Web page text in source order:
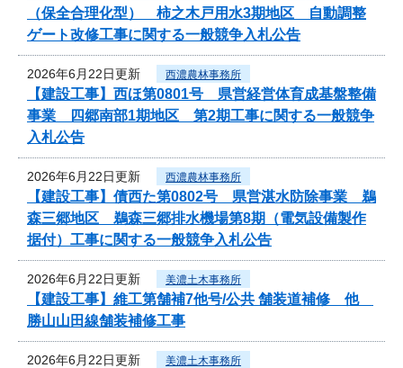
（保全合理化型） 柿之木戸用水3期地区 自動調整
ゲート改修工事に関する一般競争入札公告
2026年6月22日更新 西濃農林事務所
【建設工事】西ほ第0801号 県営経営体育成基盤整備
事業 四郷南部1期地区 第2期工事に関する一般競争
入札公告
2026年6月22日更新 西濃農林事務所
【建設工事】債西た第0802号 県営湛水防除事業 鵜
森三郷地区 鵜森三郷排水機場第8期（電気設備製作
据付）工事に関する一般競争入札公告
2026年6月22日更新 美濃土木事務所
【建設工事】維工第舗補7他号/公共 舗装道補修 他
勝山山田線舗装補修工事
2026年6月22日更新 美濃土木事務所